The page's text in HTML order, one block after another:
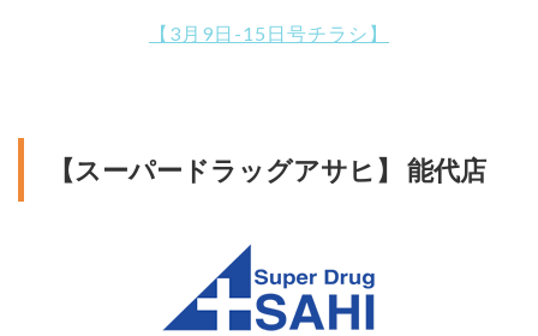
【3月9日-15日号チラシ】
【スーパードラッグアサヒ】 能代店